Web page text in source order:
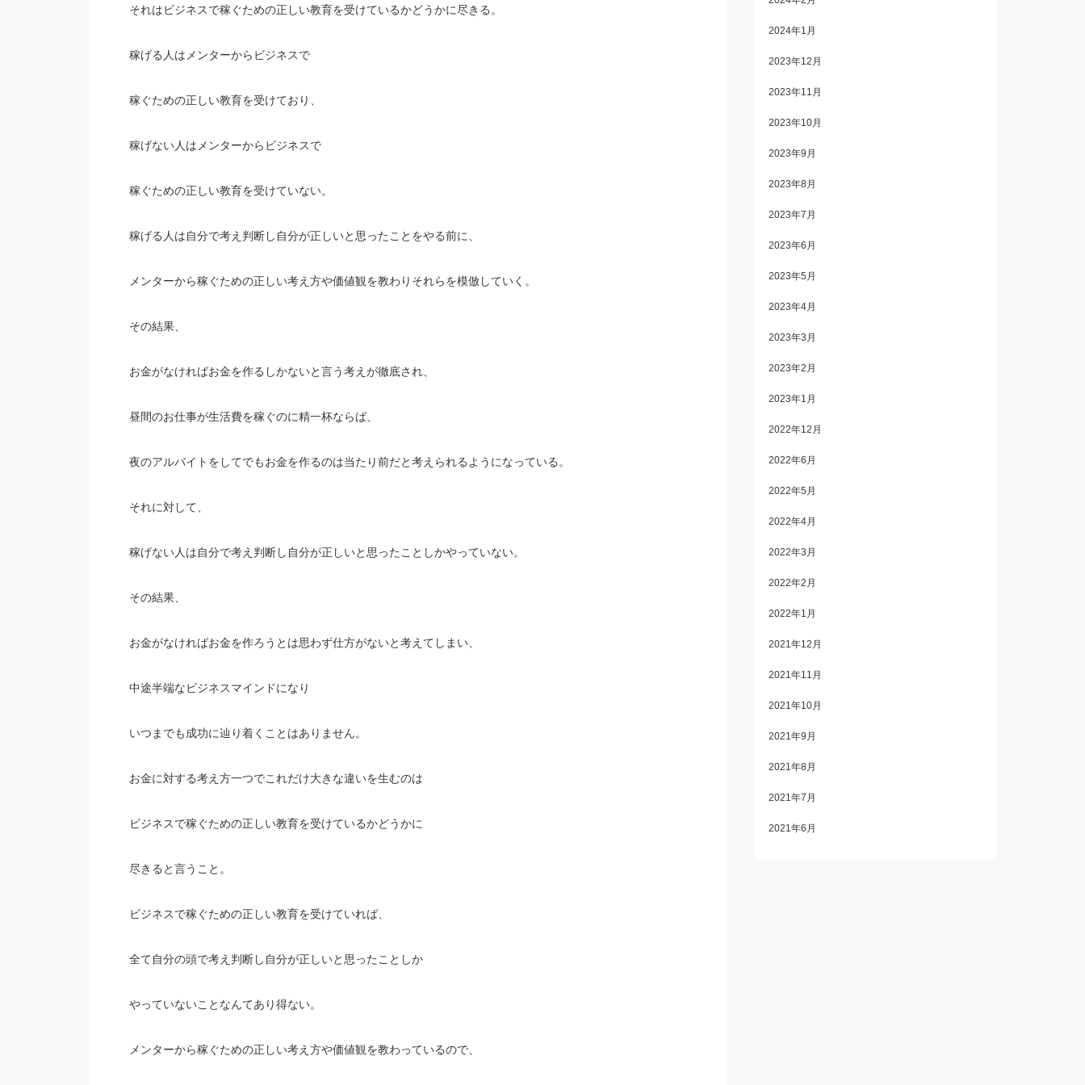
それはビジネスで稼ぐための正しい教育を受けているかどうかに尽きる。
稼げる人はメンターからビジネスで
稼ぐための正しい教育を受けており、
稼げない人はメンターからビジネスで
稼ぐための正しい教育を受けていない。
稼げる人は自分で考え判断し自分が正しいと思ったことをやる前に、
メンターから稼ぐための正しい考え方や価値観を教わりそれらを模倣していく。
その結果、
お金がなければお金を作るしかないと言う考えが徹底され、
昼間のお仕事が生活費を稼ぐのに精一杯ならば、
夜のアルバイトをしてでもお金を作るのは当たり前だと考えられるようになっている。
それに対して、
稼げない人は自分で考え判断し自分が正しいと思ったことしかやっていない。
その結果、
お金がなければお金を作ろうとは思わず仕方がないと考えてしまい、
中途半端なビジネスマインドになり
いつまでも成功に辿り着くことはありません。
お金に対する考え方一つでこれだけ大きな違いを生むのは
ビジネスで稼ぐための正しい教育を受けているかどうかに
尽きると言うこと。
ビジネスで稼ぐための正しい教育を受けていれば、
全て自分の頭で考え判断し自分が正しいと思ったことしか
やっていないことなんてあり得ない。
メンターから稼ぐための正しい考え方や価値観を教わっているので、
2024年1月
2023年12月
2023年11月
2023年10月
2023年9月
2023年8月
2023年7月
2023年6月
2023年5月
2023年4月
2023年3月
2023年2月
2023年1月
2022年12月
2022年6月
2022年5月
2022年4月
2022年3月
2022年2月
2022年1月
2021年12月
2021年11月
2021年10月
2021年9月
2021年8月
2021年7月
2021年6月